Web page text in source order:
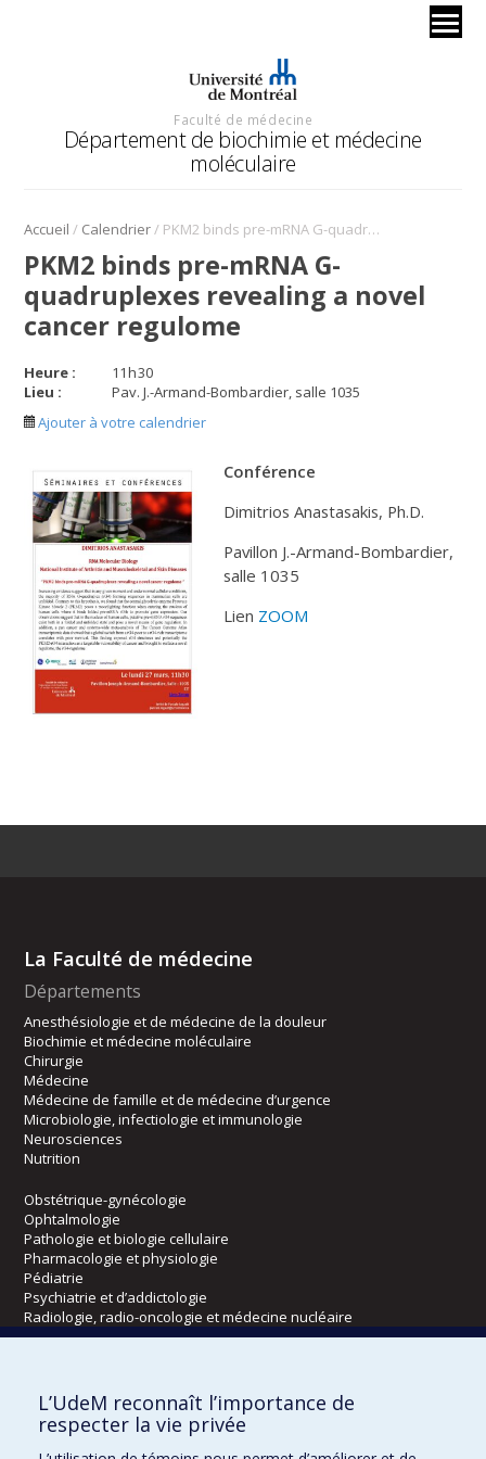
Faculté de médecine
Département de biochimie et médecine
moléculaire
Accueil / Calendrier/ PKM2 binds pre-mRNA G-quadruplexes revealing a novel cancer regulome
PKM2 binds pre-mRNA G-
quadruplexes revealing a novel
cancer regulome
Heure : 11h30
Lieu :
Pav. J.-Armand-Bombardier, salle 1035
Ajouter à votre calendrier
Conférence
Dimitrios Anastasakis, Ph.D.
Pavillon J.-Armand-Bombardier,
salle 1035
Lien ZOOM
La Faculté de médecine
Départements
Anesthésiologie et de médecine de la douleur
Biochimie et médecine moléculaire
Chirurgie
Médecine
Médecine de famille et de médecine d’urgence
Microbiologie, infectiologie et immunologie
Neurosciences
Nutrition
Obstétrique-gynécologie
Ophtalmologie
Pathologie et biologie cellulaire
Pharmacologie et physiologie
Pédiatrie
Psychiatrie et d’addictologie
Radiologie, radio-oncologie et médecine nucléaire
Écoles
Kinésiologie et des sciences de l’activité physique
Orthophonie et audiologie
L’UdeM reconnaît l’importance de
respecter la vie privée